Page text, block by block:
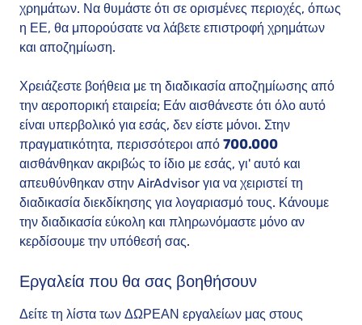
χρημάτων. Να θυμάστε ότι σε ορισμένες περιοχές, όπως
η ΕΕ, θα μπορούσατε να λάβετε επιστροφή χρημάτων
και αποζημίωση.
Χρειάζεστε βοήθεια με τη διαδικασία αποζημίωσης από
την αεροπορική εταιρεία; Εάν αισθάνεστε ότι όλο αυτό
είναι υπερβολικό για εσάς, δεν είστε μόνοι. Στην
πραγματικότητα, περισσότεροι από 700.000
αισθάνθηκαν ακριβώς το ίδιο με εσάς, γι' αυτό και
απευθύνθηκαν στην AirAdvisor για να χειριστεί τη
διαδικασία διεκδίκησης για λογαριασμό τους. Κάνουμε
την διαδικασία εύκολη και πληρωνόμαστε μόνο αν
κερδίσουμε την υπόθεσή σας.
Εργαλεία που θα σας βοηθήσουν
Δείτε τη λίστα των ΔΩΡΕΑΝ εργαλείων μας στους